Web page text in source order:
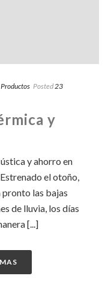
Productos Posted 23
y
y ahorro en
el otoño,
las bajas
de lluvia, los días
[...]